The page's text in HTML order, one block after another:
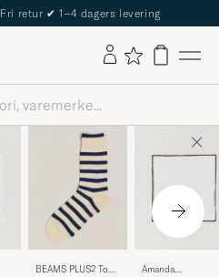
Fri retur ✔ 1–4 dagers levering
BEAMS PLUS2 Tone
Amanda